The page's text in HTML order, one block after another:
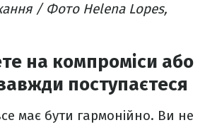
/ Фото Helena Lopes,
на компроміси або
поступаєтеся
має бути гармонійно. Ви не